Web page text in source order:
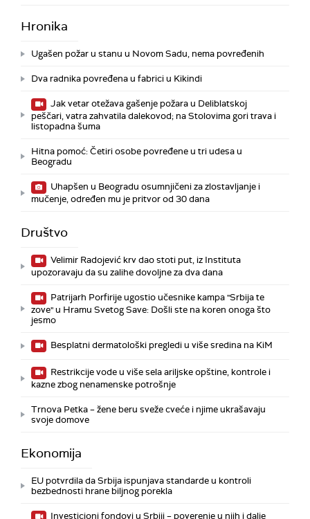
Hronika
Ugašen požar u stanu u Novom Sadu, nema povređenih
Dva radnika povređena u fabrici u Kikindi
Jak vetar otežava gašenje požara u Deliblatskoj
peščari, vatra zahvatila dalekovod; na Stolovima gori trava i
listopadna šuma
Hitna pomoć: Četiri osobe povređene u tri udesa u
Beogradu
Uhapšen u Beogradu osumnjičeni za zlostavljanje i
mučenje, određen mu je pritvor od 30 dana
Društvo
Velimir Radojević krv dao stoti put, iz Instituta
upozoravaju da su zalihe dovoljne za dva dana
Patrijarh Porfirije ugostio učesnike kampa "Srbija te
zove" u Hramu Svetog Save: Došli ste na koren onoga što
jesmo
Besplatni dermatološki pregledi u više sredina na KiM
Restrikcije vode u više sela ariljske opštine, kontrole i
kazne zbog nenamenske potrošnje
Trnova Petka – žene beru sveže cveće i njime ukrašavaju
svoje domove
Ekonomija
EU potvrdila da Srbija ispunjava standarde u kontroli
bezbednosti hrane biljnog porekla
Investicioni fondovi u Srbiji – poverenje u njih i dalje